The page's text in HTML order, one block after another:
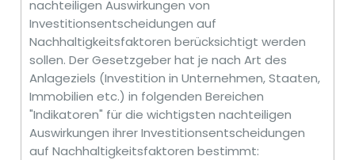
nachteiligen Auswirkungen von
Investitionsentscheidungen auf
Nachhaltigkeitsfaktoren berücksichtigt werden
sollen. Der Gesetzgeber hat je nach Art des
Anlageziels (Investition in Unternehmen, Staaten,
Immobilien etc.) in folgenden Bereichen
"Indikatoren" für die wichtigsten nachteiligen
Auswirkungen ihrer Investitionsentscheidungen
auf Nachhaltigkeitsfaktoren bestimmt: